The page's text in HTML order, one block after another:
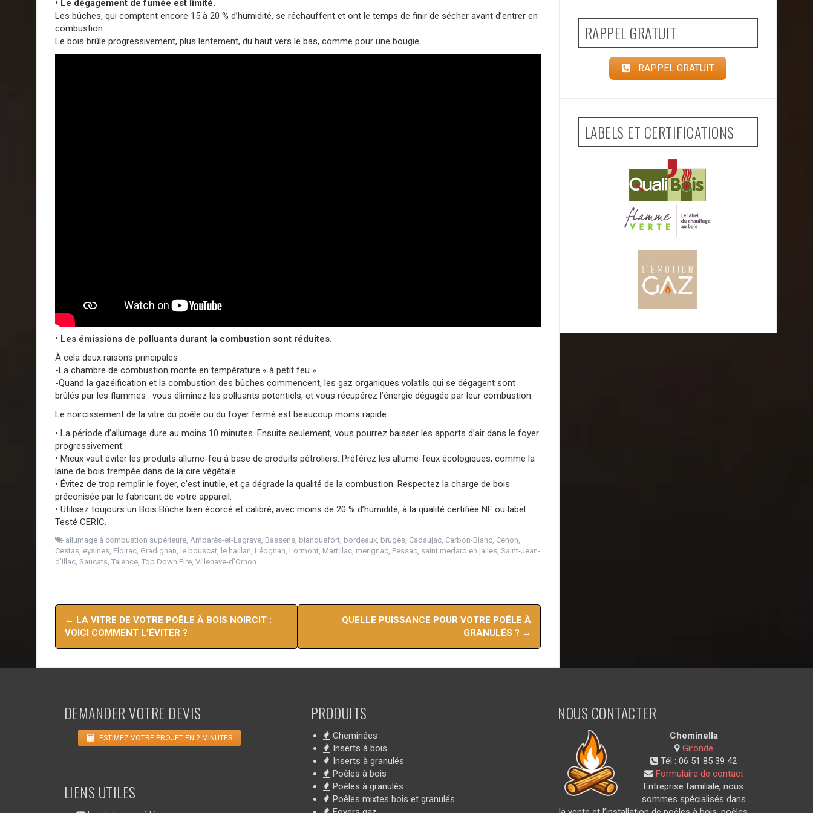
• Le dégagement de fumée est limité.
Les bûches, qui comptent encore 15 à 20 % d’humidité, se réchauffent et ont le temps de finir de sécher avant d’entrer en
combustion.
Le bois brûle progressivement, plus lentement, du haut vers le bas, comme pour une bougie.
• Les émissions de polluants durant la combustion sont réduites.
À cela deux raisons principales :
-La chambre de combustion monte en température « à petit feu ».
-Quand la gazéification et la combustion des bûches commencent, les gaz organiques volatils qui se dégagent sont
brûlés par les flammes : vous éliminez les polluants potentiels, et vous récupérez l’énergie dégagée par leur combustion.
Le noircissement de la vitre du poêle ou du foyer fermé est beaucoup moins rapide.
• La période d’allumage dure au moins 10 minutes. Ensuite seulement, vous pourrez baisser les apports d’air dans le foyer
progressivement.
• Mieux vaut éviter les produits allume-feu à base de produits pétroliers. Préférez les allume-feux écologiques, comme la
laine de bois trempée dans de la cire végétale.
• Évitez de trop remplir le foyer, c’est inutile, et ça dégrade la qualité de la combustion. Respectez la charge de bois
préconisée par le fabricant de votre appareil.
• Utilisez toujours un Bois Bûche bien écorcé et calibré, avec moins de 20 % d’humidité, à la qualité certifiée NF ou label
Testé CERIC.
allumage à combustion supérieure, Ambarès-et-Lagrave, Bassens, blanquefort, bordeaux, bruges, Cadaujac, Carbon-Blanc, Cenon,
Cestas, eysines, Floirac, Gradignan, le bouscat, le haillan, Léognan, Lormont, Martillac, merignac, Pessac, saint medard en jalles, Saint-Jean-
d’Illac, Saucats, Talence, Top Down Fire, Villenave-d’Ornon
Navigation
d'article
← LA VITRE DE VOTRE POÊLE À BOIS NOIRCIT :
VOICI COMMENT L’ÉVITER ?
QUELLE PUISSANCE POUR VOTRE POÊLE À
GRANULÉS ? →
RAPPEL GRATUIT
RAPPEL GRATUIT
LABELS ET CERTIFICATIONS
DEMANDER VOTRE DEVIS
ESTIMEZ VOTRE PROJET EN 2 MINUTES
LIENS UTILES
PRODUITS
Cheminées
Inserts à bois
Inserts à granulés
Poêles à bois
Poêles à granulés
Poêles mixtes bois et granulés
NOUS CONTACTER
Cheminella
Gironde
Tél :06 51 85 39 42
Formulaire de contact
Entreprise familiale, nous
sommes spécialisés dans